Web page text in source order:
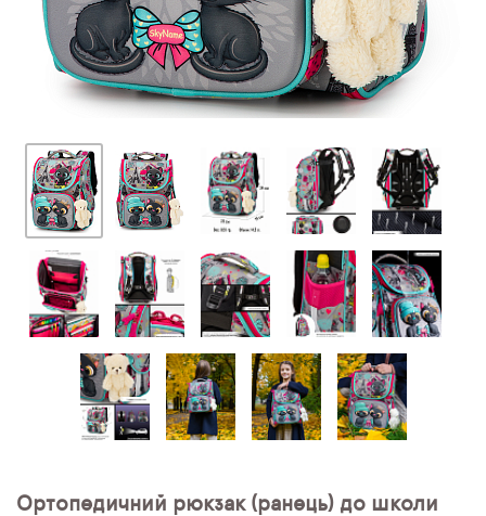
Ортопедичний рюкзак (ранець) до школи